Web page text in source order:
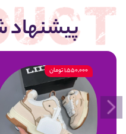
پیشنهاد
1,550,000 تومان